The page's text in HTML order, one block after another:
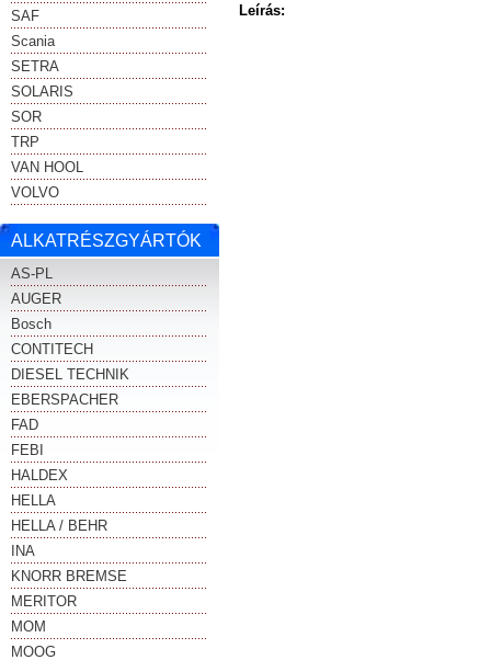
SAF
Scania
SETRA
SOLARIS
SOR
TRP
VAN HOOL
VOLVO
ALKATRÉSZGYÁRTÓK
AS-PL
AUGER
Bosch
CONTITECH
DIESEL TECHNIK
EBERSPACHER
FAD
FEBI
HALDEX
HELLA
HELLA / BEHR
INA
KNORR BREMSE
MERITOR
MOM
MOOG
Leírás: